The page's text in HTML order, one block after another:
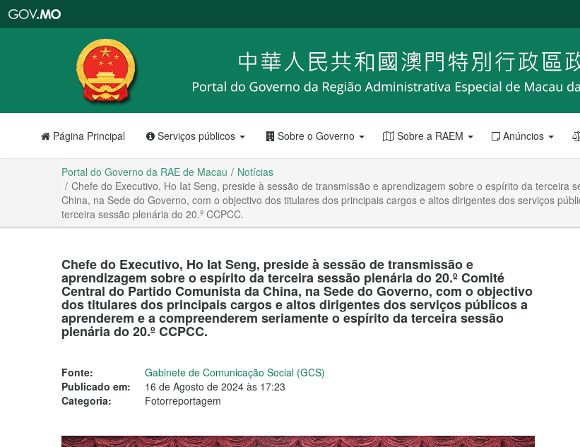
RAE
de
Macau
Página Principal Serviços públicos Sobre o Governo Sobre a RAEM Anúncios
Portal do Governo da RAE de Macau
Notícias
Chefe do Executivo, Ho Iat Seng, preside à sessão de transmissão e aprendizagem sobre o espírito da terceira
China, na Sede do Governo, com o objectivo dos titulares dos principais cargos e altos dirigentes dos serviços
terceira sessão plenária do 20.º CCPCC.
Chefe do Executivo, Ho Iat Seng, preside à sessão de transmissão e
aprendizagem sobre o espírito da terceira sessão plenária do 20.º Comité
Central do Partido Comunista da China, na Sede do Governo, com o objectivo
dos titulares dos principais cargos e altos dirigentes dos serviços públicos a
aprenderem e a compreenderem seriamente o espírito da terceira sessão
plenária do 20.º CCPCC.
Fonte:
Gabinete de Comunicação Social (GCS)
Publicado em:
16 de Agosto de 2024 às 17:23
Categoria:
Fotorreportagem